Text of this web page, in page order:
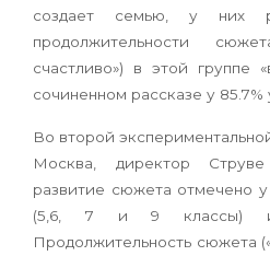
создает семью, у них
продолжительности
счастливо») в этой группе
сочиненном рассказе у 85.7%
Во второй
Москва, директор
развитие сюжета отмечено у
(5,6, 7 и 9 классы) и
Продолжительность сюжета